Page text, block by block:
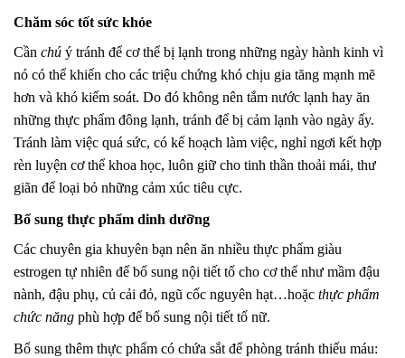
Chăm sóc tốt sức khỏe
Cần chú ý tránh để cơ thể bị lạnh trong những ngày hành kinh vì
nó có thể khiến cho các triệu chứng khó chịu gia tăng mạnh mẽ
hơn và khó kiểm soát. Do đó không nên tắm nước lạnh hay ăn
những thực phẩm đông lạnh, tránh để bị cảm lạnh vào ngày ấy.
Tránh làm việc quá sức, có kế hoạch làm việc, nghỉ ngơi kết hợp
rèn luyện cơ thể khoa học, luôn giữ cho tinh thần thoải mái, thư
giãn để loại bỏ những cảm xúc tiêu cực.
Bổ sung thực phẩm dinh dưỡng
Các chuyên gia khuyên bạn nên ăn nhiều thực phẩm giàu
estrogen tự nhiên để bổ sung nội tiết tố cho cơ thể như mầm đậu
nành, đậu phụ, củ cải đỏ, ngũ cốc nguyên hạt…hoặc thực phẩm
chức năng phù hợp để bổ sung nội tiết tố nữ.
Bổ sung thêm thực phẩm có chứa sắt để phòng tránh thiếu máu: